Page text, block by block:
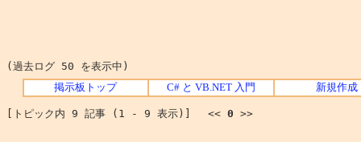
(過去ログ 50 を表示中)
掲示板トップ C# と VB.NET 入門 新規作成
[トピック内 9 記事 (1 - 9 表示)] << 0 >>